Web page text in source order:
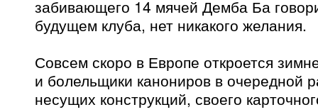
забивающего 14 мячей Демба Ба
будущем клуба, нет никакого желания.
Совсем скоро в Европе откроется
и болельщики канониров в очередной
несущих конструкций, своего